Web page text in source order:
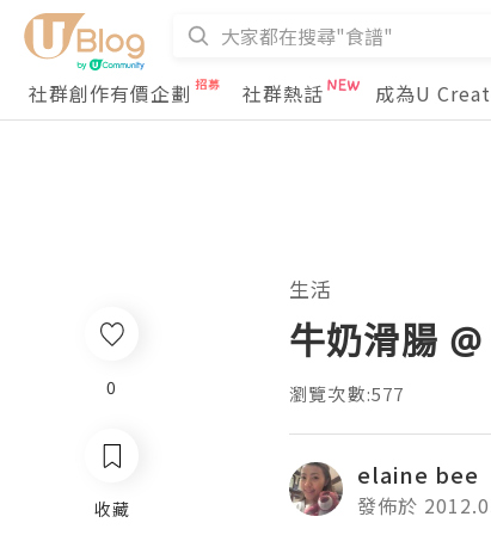
社群創作有價企劃
社群熱話 成為U
生活
牛奶滑腸
瀏覽次數:577
elaine bee
發佈於
0
收藏